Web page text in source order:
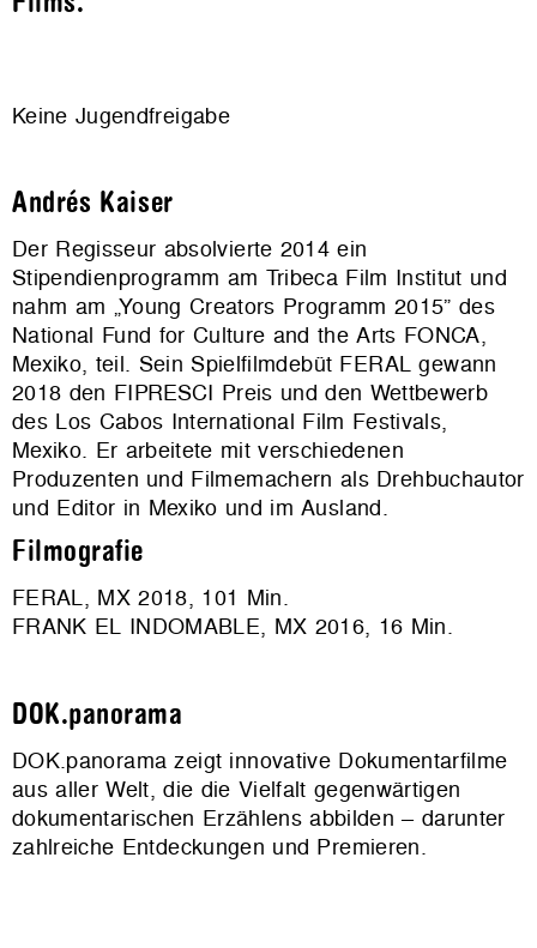
Keine Jugendfreigabe
Andrés Kaiser
Der Regisseur absolvierte 2014 ein
Stipendienprogramm am Tribeca Film Institut und
nahm am „Young Creators Programm 2015” des
National Fund for Culture and the Arts FONCA,
Mexiko, teil. Sein Spielfilmdebüt FERAL gewann
2018 den FIPRESCI Preis und den Wettbewerb
des Los Cabos International Film Festivals,
Mexiko. Er arbeitete mit verschiedenen
Produzenten und Filmemachern als Drehbuchautor
und Editor in Mexiko und im Ausland.
Filmografie
FERAL, MX 2018, 101 Min.
FRANK EL INDOMABLE, MX 2016, 16 Min.
DOK.panorama
DOK.panorama zeigt innovative Dokumentarfilme
aus aller Welt, die die Vielfalt gegenwärtigen
dokumentarischen Erzählens abbilden – darunter
zahlreiche Entdeckungen und Premieren.